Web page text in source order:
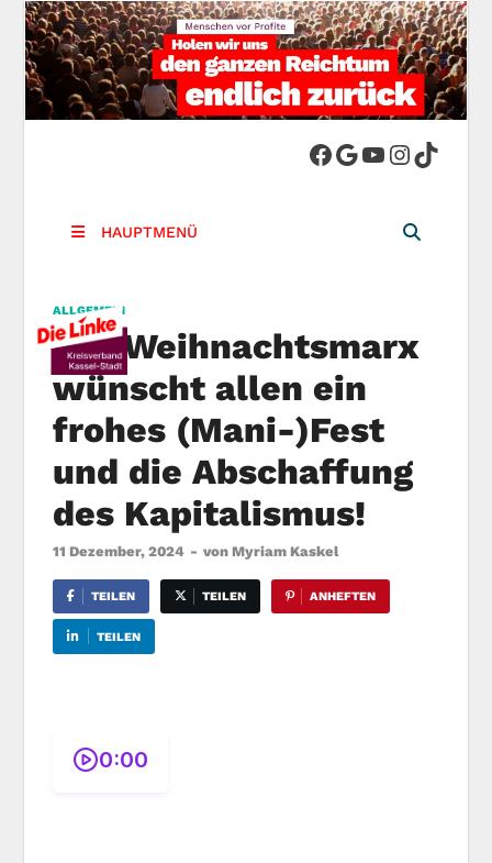
Kreisverband
Kassel-Stadt
HAUPTMENÜ
ALLGEMEIN
Der Weihnachtsmarx
wünscht allen ein
frohes (Mani-)Fest
und die Abschaffung
des Kapitalismus!
11 Dezember, 2024 - vonMyriam Kaskel
TEILEN TEILEN ANHEFTEN
TEILEN
0:00